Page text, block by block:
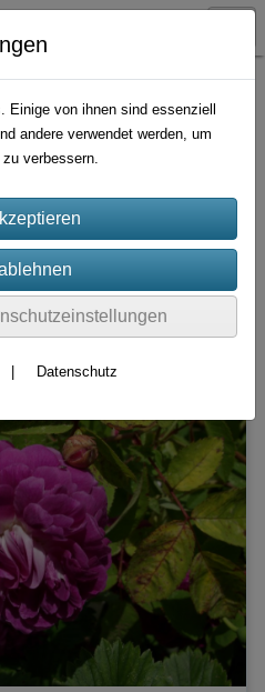
Sortierung wählen
Einige von ihnen sind essenziell
andere verwendet werden, um
verbessern.
Datenschutz